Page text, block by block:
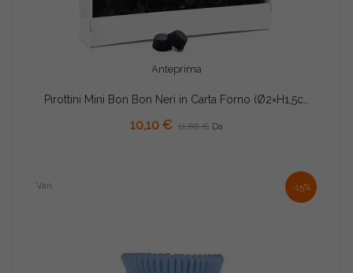
Anteprima
10,10 € 11,88 € Da
-15%
Vari